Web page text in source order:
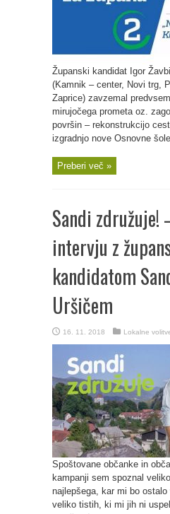
Županski kandidat Igor
(Kamnik – center, Novi trg,
Zaprice) zavzemal
mirujočega prometa oz.
površin – rekonstrukcijo
izgradnjo nove Osnovne
Preberi več »
Sandi združuje!
intervju z
kandidatom
Uršičem
16. 11. 2018 Lokalne
Spoštovane občanke in
kampanji sem spoznal
najlepšega, kar mi bo
veliko tistih, ki mi jih ni